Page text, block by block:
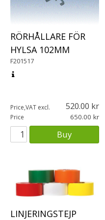
RÖRHÅLLARE FÖR
HYLSA 102MM
F201517
Price,VAT excl. 520.00
Price 650.00
Buy
LINJERINGSTEJP